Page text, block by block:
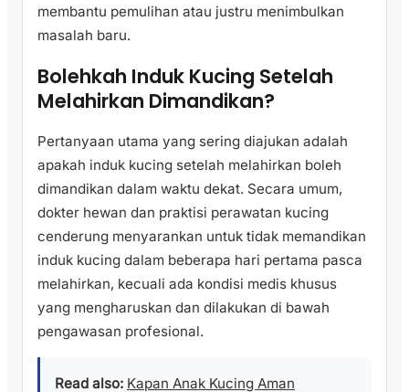
membantu pemulihan atau justru menimbulkan
masalah baru.
Bolehkah Induk Kucing Setelah
Melahirkan Dimandikan?
Pertanyaan utama yang sering diajukan adalah
apakah induk kucing setelah melahirkan boleh
dimandikan dalam waktu dekat. Secara umum,
dokter hewan dan praktisi perawatan kucing
cenderung menyarankan untuk tidak memandikan
induk kucing dalam beberapa hari pertama pasca
melahirkan, kecuali ada kondisi medis khusus
yang mengharuskan dan dilakukan di bawah
pengawasan profesional.
Read also: Kapan Anak Kucing Aman